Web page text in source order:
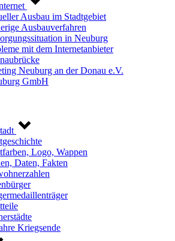
Ausbau im Stadtgebiet
Ausbauverfahren
in Neuburg
mit dem Internetanbieter
Neuburg an der Donau e.V.
GmbH
Logo, Wappen
Daten, Fakten
Kriegsende